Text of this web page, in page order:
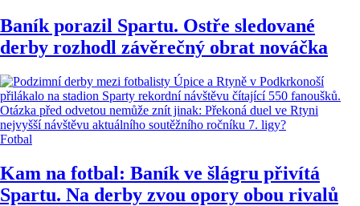
Baník porazil Spartu. Ostře sledované
derby rozhodl závěrečný obrat nováčka
Fotbal
Kam na fotbal: Baník ve šlágru přivítá
Spartu. Na derby zvou opory obou rivalů